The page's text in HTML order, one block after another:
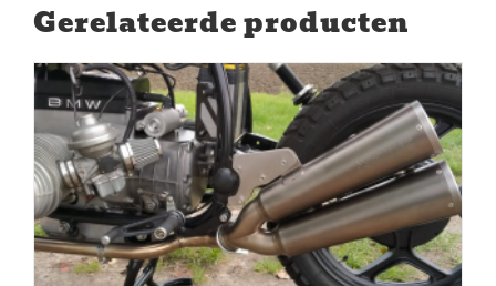
Gerelateerde producten